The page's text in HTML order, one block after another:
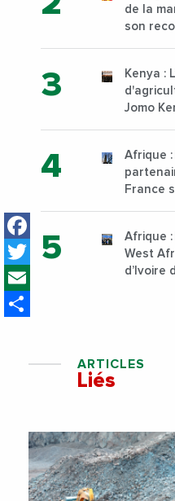
Facebook
Twitter
de la
son
Kenya :
Jomo
sur son
Nairobi
Afrique :
France
Afrique :
West
d’Ivoire
ARTICLES
Liés